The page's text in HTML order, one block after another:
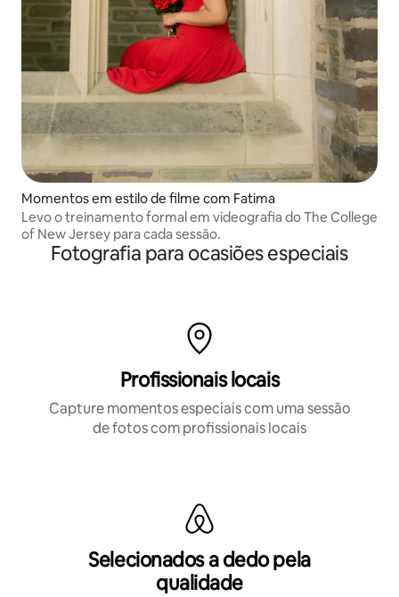
Momentos em estilo de filme com Fatima
Levo o treinamento formal em videografia do The College
of New Jersey para cada sessão.
Fotografia para ocasiões especiais
Profissionais locais
Capture momentos especiais com uma sessão
de fotos com profissionais locais
Selecionados a dedo pela
qualidade